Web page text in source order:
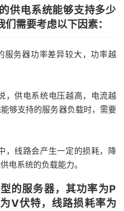
供电系统能够支持多少
需要考虑以下因素：
服务器功率差异较大，功率越
，供电系统电压越高，电流越
够支持的服务器负载时，需要
，线路会产生一定的损耗，降
电系统的负载能力。
的服务器，其功率为P
V伏特，线路损耗率为